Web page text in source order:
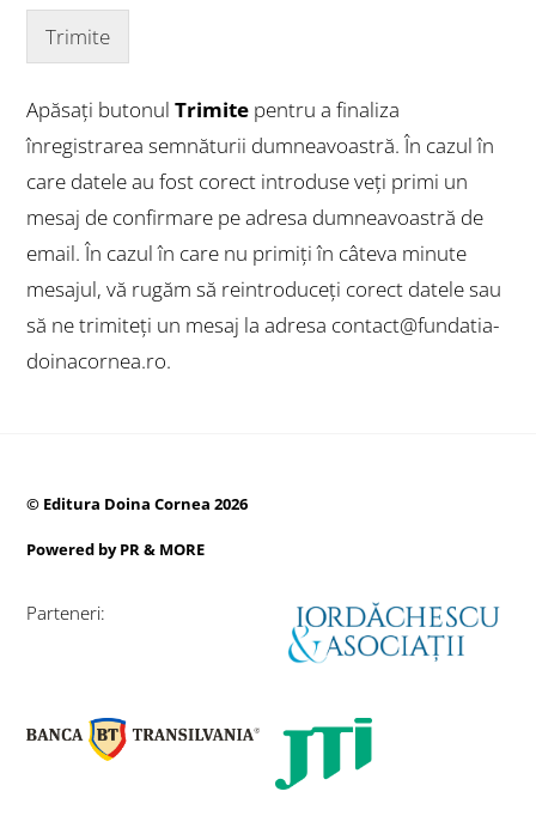
Trimite
Apăsați butonulTrimite pentru a finaliza
înregistrarea semnăturii dumneavoastră. În cazul în
care datele au fost corect introduse veți primi un
mesaj de confirmare pe adresa dumneavoastră de
email. În cazul în care nu primiți în câteva minute
mesajul, vă rugăm să reintroduceți corect datele sau
să ne trimiteți un mesaj la adresa contact@fundatia-
doinacornea.ro.
© Editura Doina Cornea 2026
Powered byPR & MORE
Parteneri: